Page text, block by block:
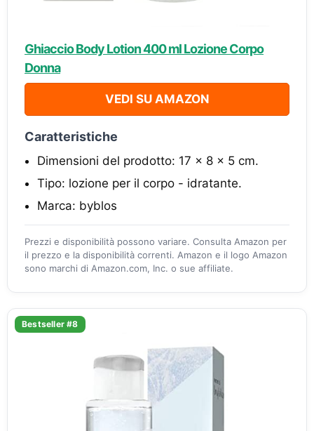
Ghiaccio Body Lotion 400 ml Lozione Corpo
Donna
VEDI SU AMAZON
Caratteristiche
Dimensioni del prodotto: 17 x 8 x 5 cm.
Tipo: lozione per il corpo - idratante.
Marca: byblos
Prezzi e disponibilità possono variare. Consulta Amazon per
il prezzo e la disponibilità correnti. Amazon e il logo Amazon
sono marchi di Amazon.com, Inc. o sue affiliate.
Bestseller #8